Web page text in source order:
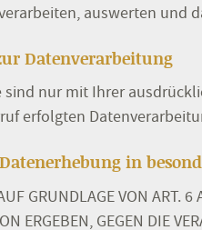
auswerten und
Datenverarbeitung
sind nur mit Ihrer
erfolgten
in
GRUNDLAGE VON ART.
ERGEBEN, GEGEN DIE